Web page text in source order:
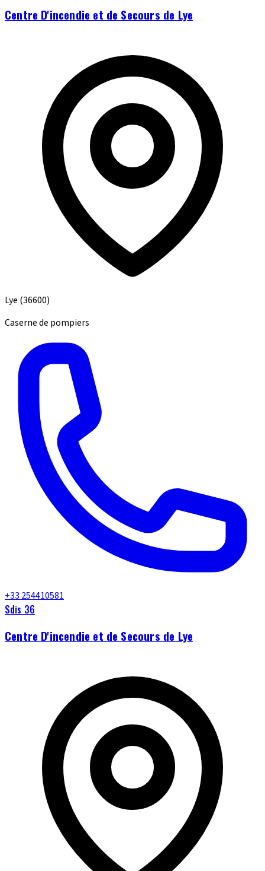
Centre D'incendie et de Secours de Lye
Lye (36600)
Caserne de pompiers
+33 254410581
Sdis 36
Centre D'incendie et de Secours de Lye